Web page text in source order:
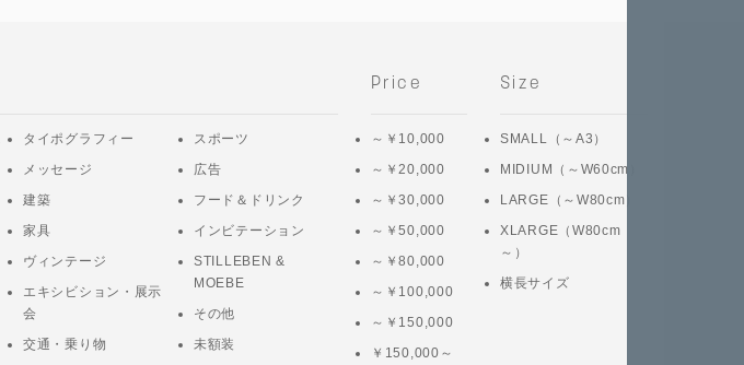
タイポグラフィー
メッセージ
建築
家具
ヴィンテージ
エキシビション・展示
会
交通・乗り物
スポーツ
広告
フード＆ドリンク
インビテーション
STILLEBEN &
MOEBE
その他
未額装
Price
～￥10,000
～￥20,000
～￥30,000
～￥50,000
～￥80,000
～￥100,000
～￥150,000
￥150,000～
Size
SMALL（～A3）
MIDIUM（～W60cm）
LARGE（～W80cm）
XLARGE（W80cm
～）
横長サイズ